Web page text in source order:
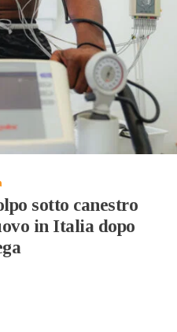
sotto canestro
in Italia dopo